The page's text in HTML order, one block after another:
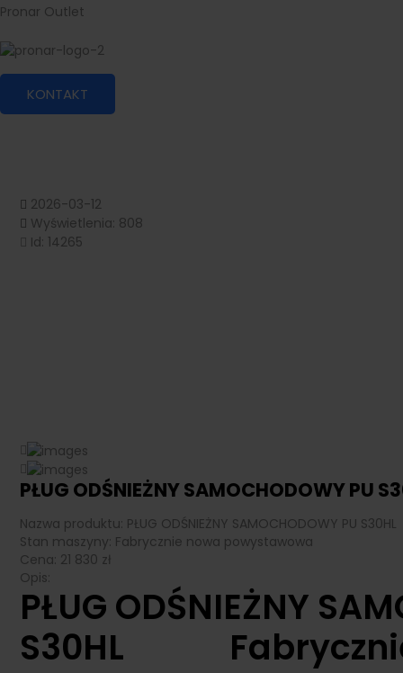
Pronar Outlet
KONTAKT
2026-03-12
Wyświetlenia: 808
Id: 14265
PŁUG ODŚNIEŻNY SAMOCHODOWY PU
Nazwa produktu: PŁUG ODŚNIEŻNY SAMOCHODOWY PU S30HL
Stan maszyny: Fabrycznie nowa powystawowa
Cena: 21 830 zł
Opis:
PŁUG ODŚNIEŻNY
S30HL Fabrycznie